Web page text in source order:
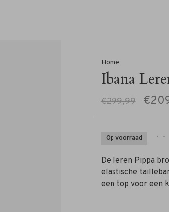
Home
Ibana
€299,99
Op voorraad • •
De leren Pippa
elastische
een top voor een